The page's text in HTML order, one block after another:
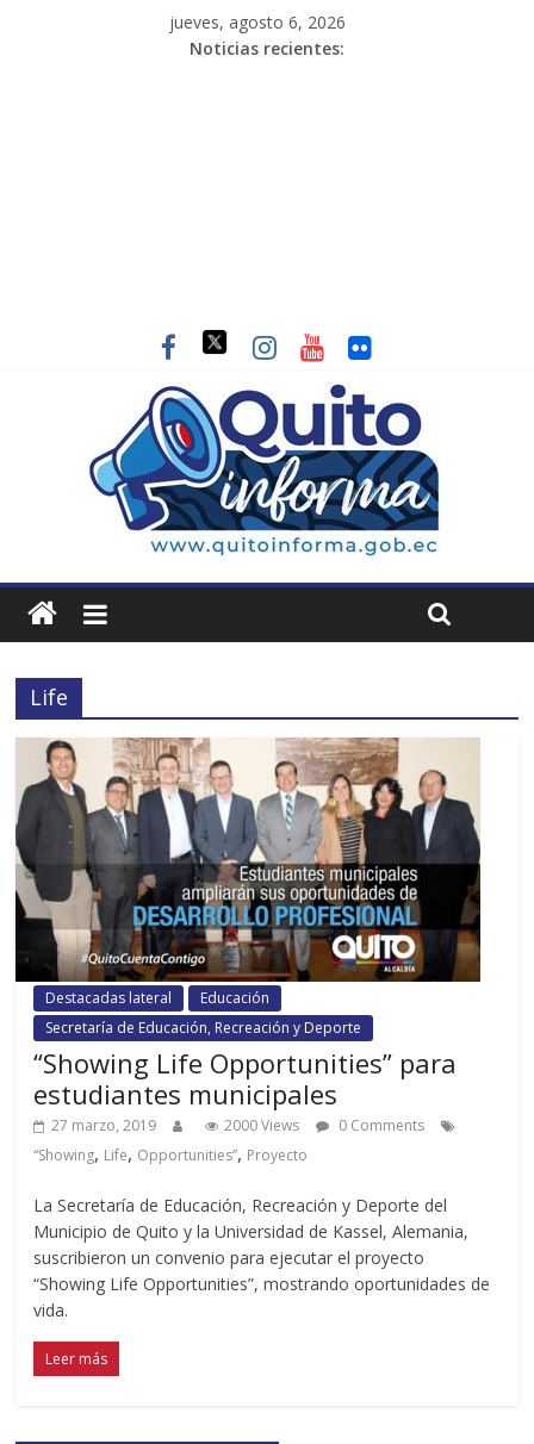
jueves, agosto 6, 2026
Noticias recientes:
Life
Destacadas lateral
Educación
Secretaría de Educación, Recreación y Deporte
“Showing Life Opportunities” para
estudiantes municipales
27 marzo, 2019 2000 Views
0 Comments
“Showing, Life, Opportunities”, Proyecto
La Secretaría de Educación, Recreación y Deporte del
Municipio de Quito y la Universidad de Kassel, Alemania,
suscribieron un convenio para ejecutar el proyecto
“Showing Life Opportunities”, mostrando oportunidades de
vida.
Leer más